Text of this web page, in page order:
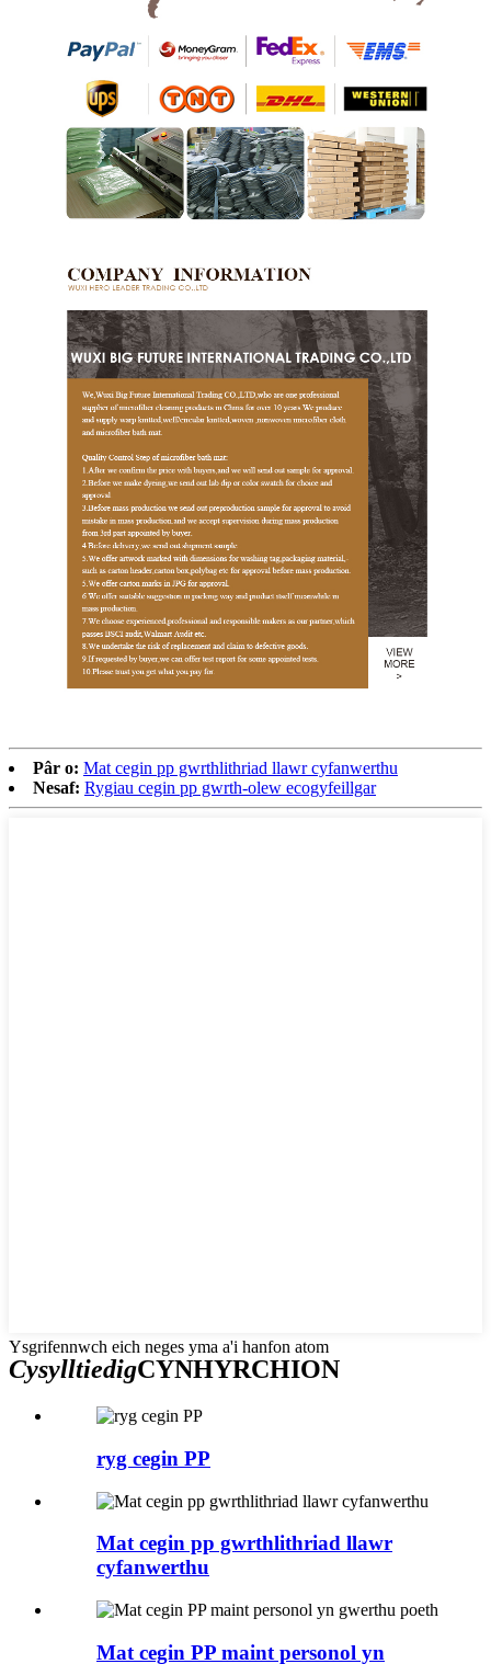
Pâr o: Mat cegin pp gwrthlithriad llawr cyfanwerthu
Nesaf: Rygiau cegin pp gwrth-olew ecogyfeillgar
Ysgrifennwch eich neges yma a'i hanfon atom
CysylltiedigCYNHYRCHION
ryg cegin PP
Mat cegin pp gwrthlithriad llawr
cyfanwerthu
Mat cegin PP maint personol yn